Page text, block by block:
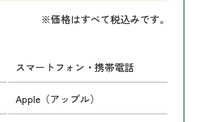
※価格はすべて税込みです。
スマートフォン・携帯電話
Apple（アップル）